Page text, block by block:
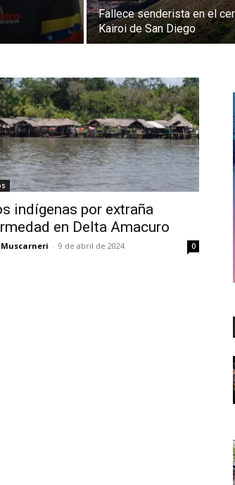
Fallece senderista en el
Kairoi de San Diego
indígenas por extraña
en Delta Amacuro
- 9 de abril de 2024 0